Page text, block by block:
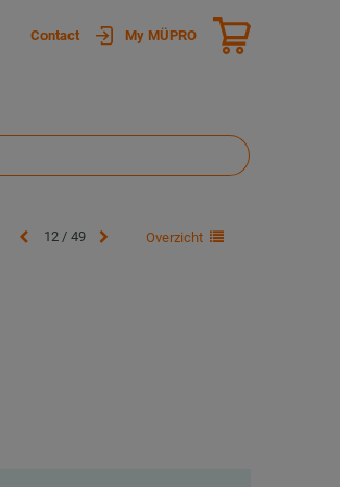
Contact My MÜPRO
12 / 49 Overzicht